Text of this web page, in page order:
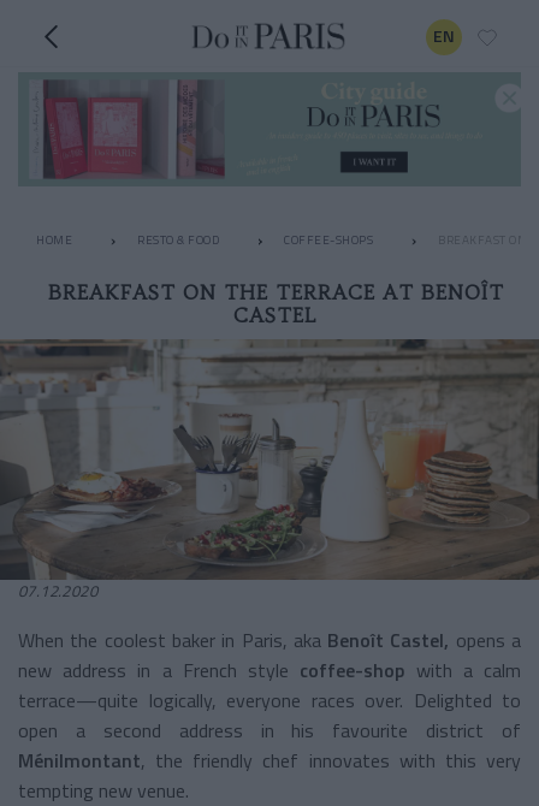
EN
HOME RESTO & FOOD COFFEE-SHOPS BREAKFAST ON
BREAKFAST ON THE TERRACE AT BENOÎT
CASTEL
07.12.2020
When the coolest baker in Paris, aka Benoît Castel, opens a
new address in a French style coffee-shop with a calm
terrace—quite logically, everyone races over. Delighted to
open a second address in his favourite district of
Ménilmontant, the friendly chef innovates with this very
tempting new venue.